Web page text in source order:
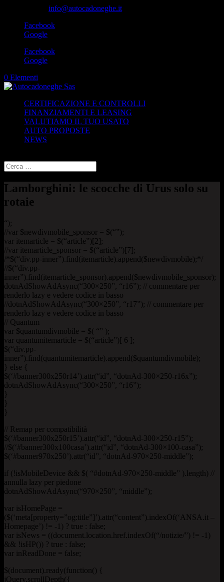
info@autocadoneghe.it
Facebook
Google
Facebook
Google
0 Elementi
CERTIFICAZIONE E CONTROLLI
FINANZIAMENTI E LEASING
VALUTIAMO IL TUO USATO
AUTO PROPOSTE
NEWS
Lamborghini: le scocche di Urus solo su
rotaie
“);
//var $newdivmobile_sponsor = $(“”);
var itemarticle = $(“article”)[2];
//var itemarticle_sponsor = $(“article”)[7];
/*$(“div.pp-inner”).find(itemarticle).append($newdivmobile);*/
//$(“div.pp-
inner”).find(itemarticle_sponsor).append($newdivmobile_sponsor);
dotnAdShowAdAsync(“300×250”, “r16”); // commentare per
renderlo lazy e vedere codice in basso
//dotnAdShowAdAsync(“300×250”, “r17”); // commentare per
renderlo lazy e vedere codice in basso
// Quantum
var $quantumdivmobile = $( “” );
var quantumitemarticle = $(“article”)[ 6 ];
$(“div.pp-
inner”).find(quantumitemarticle).append($quantumdivmobile);
} else {
$(‘#banner300x250r14’).attr(“id”, “dotnAd-300×250-r16x”);
dotnAdShowAdAsync(“300×250”, “r16”);
}
}
}
// Remap per compatibilità
$(‘#banner300x250r15’).attr(“id”, “dotnAd-300×250-r15”);
//$(‘#banner300x100casa’).attr(“id”, “dotnAd-300×100-casa”);
$(‘#banner970x250’).attr(“id”, “dotnAd-970×250-middle”);
if (!isMobileDevice && $( “#dotnAd-970×250-middle” ).length) //
annulla lazy per piedone
dotnAdShowAdAsync(“970×250”, “middle”);
var isHomePage =
($(‘meta[property=”og:title”]’).attr(“content”).indexOf(‘ANSA.it –
Homepage’) != -1) ? true : false;
var isNews = ((document.location.href.indexOf(“/notizie/”) != -1)
&& !isHP()) ? true : false;
var inReadDone = false;
$(document).ready(function() {
jQuery.scrollDepth({